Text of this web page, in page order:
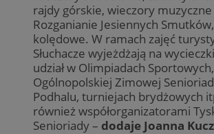
rajdy górskie, wieczory muzyczne
Rozganianie Jesiennych
kolędowe. W ramach zajęć
Słuchacze wyjeżdżają na
udział w Olimpiadach Sportowych,
Ogólnopolskiej Zimowej
Podhalu, turniejach brydżowych
również współorganizatorami
Senioriady – dodaje Joanna